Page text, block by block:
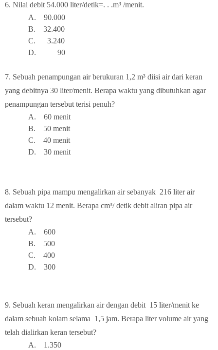
6. Nilai debit 54.000 liter/detik=. . .m³ /menit.
A.
90.000
B.
32.400
C.
3.240
D.
90
7. Sebuah penampungan air berukuran 1,2 m³ diisi air dari keran
yang debitnya 30 liter/menit. Berapa waktu yang dibutuhkan agar
penampungan tersebut terisi penuh?
A. 60 menit
B. 50 menit
C.
40 menit
D. 30 menit
8. Sebuah pipa mampu mengalirkan air sebanyak 216 liter air
dalam waktu 12 menit. Berapa cm³/ detik debit aliran pipa air
tersebut?
A. 600
B. 500
C.
400
D. 300
9. Sebuah keran mengalirkan air dengan debit 15 liter/menit ke
dalam sebuah kolam selama 1,5 jam. Berapa liter volume air yang
telah dialirkan keran tersebut?
A.
1.350